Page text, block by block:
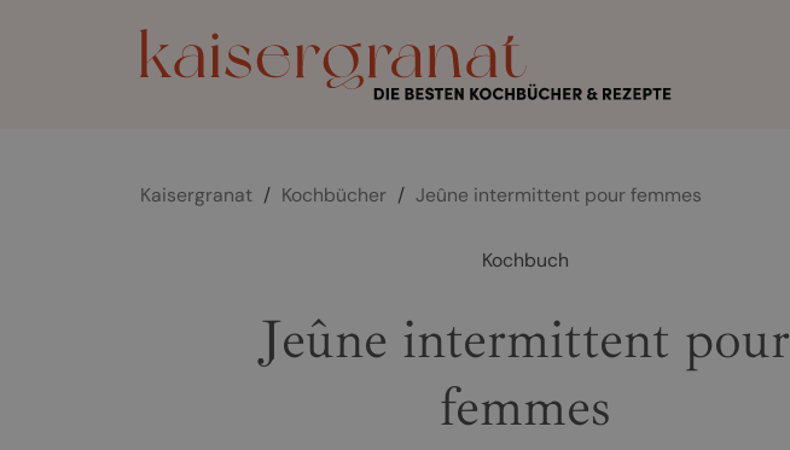
Kaisergranat / Kochbücher / Jeûne intermittent pour femmes
Kochbuch
Jeûne intermittent pour
femmes